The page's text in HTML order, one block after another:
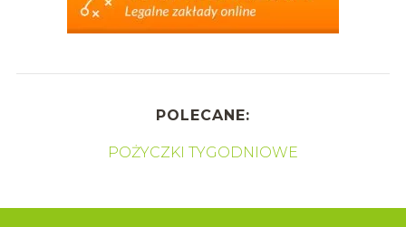
POLECANE:
POŻYCZKI TYGODNIOWE